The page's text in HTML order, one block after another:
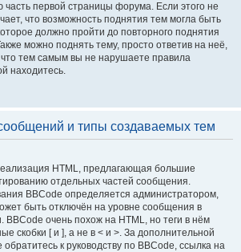
первой страницы форума. Если этого не
что возможность поднятия тем могла быть
должно пройти до повторного поднятия
можно поднять тему, просто ответив на неё,
что тем самым вы не нарушаете правила
находитесь.
и типы создаваемых тем
HTML, предлагающая большие
отдельных частей сообщения.
BBCode определяется администратором,
быть отключён на уровне сообщения в
BBCode очень похож на HTML, но теги в нём
скобки [ и ], а не в < и >. За дополнительной
к руководству по BBCode, ссылка на